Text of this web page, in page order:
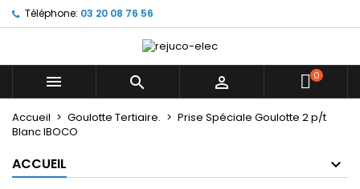
Téléphone: 03 20 08 76 56
   0
Accueil Goulotte Tertiaire.
Prise Spéciale Goulotte 2 p/t
Blanc IBOCO
ACCUEIL
Mes listes d'envies ×
add_circle_outlineCréer une nouvelle liste
((title)) ×
((label))
Connexion ×
Vous devez être connecté pour ajouter des produits
à votre liste d'envies.